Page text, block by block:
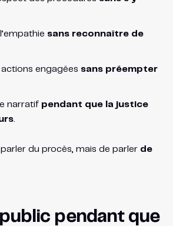
sans reconnaître de
engagées sans préempter
narratif pendant que la justice
.
du procès, mais de parler de
pendant que